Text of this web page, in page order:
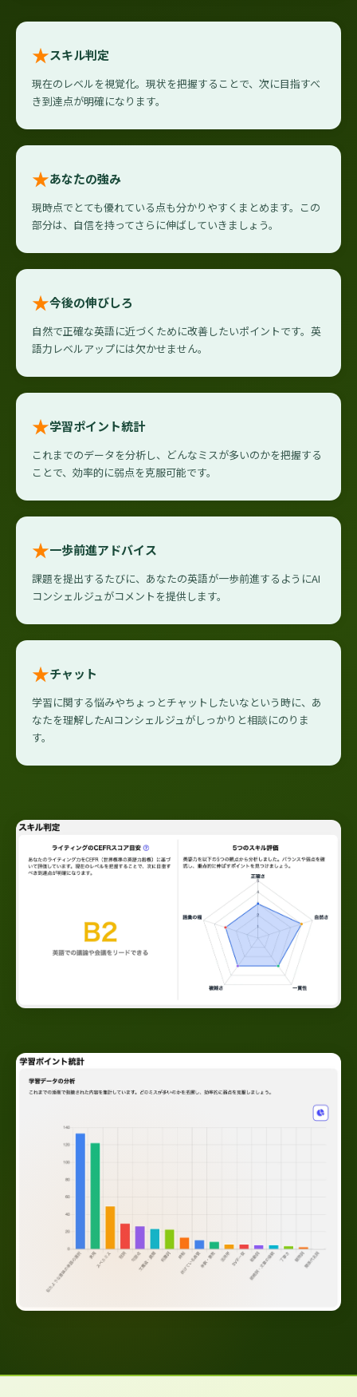
★スキル判定
現在のレベルを視覚化。現状を把握することで、次に目指すべ
き到達点が明確になります。
★あなたの強み
現時点でとても優れている点も分かりやすくまとめます。この
部分は、自信を持ってさらに伸ばしていきましょう。
★今後の伸びしろ
自然で正確な英語に近づくために改善したいポイントです。英
語力レベルアップには欠かせません。
★学習ポイント統計
これまでのデータを分析し、どんなミスが多いのかを把握する
ことで、効率的に弱点を克服可能です。
★一歩前進アドバイス
課題を提出するたびに、あなたの英語が一歩前進するようにAI
コンシェルジュがコメントを提供します。
★チャット
学習に関する悩みやちょっとチャットしたいなという時に、あ
なたを理解したAIコンシェルジュがしっかりと相談にのりま
す。